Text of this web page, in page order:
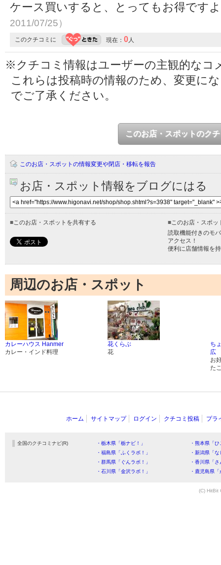
ケース買いすると、とってもお得です
2011/07/25）
このクチコミに 現在： 0人
※クチコミ情報はユーザーの主観的なコ
これらは投稿時の情報のため、変更に
でご了承ください。
このお店・スポットのク
このお店・スポットの情報変更や閉店・移転を報告
お店・スポット情報をブログにはる
■このお店・スポットを共有する ■このお店・スポッ
読取機能付きのモ
アクセス！
便利に店舗情報を
周辺のお店・スポット
カレーハウス Hanmer
カレー・インド料理
花くらぶ
花
ち
広
お
た
ホーム サイトマップ ログイン クチコミ投稿 プラ
全国のクチコミナビ(R) ・栃木県「栃ナビ！」
・熊本県「
・福島県「ふくラボ！」
・新潟県「
・群馬県「ぐんラボ！」
・香川県「
・石川県「金沢ラボ！」
・鹿児島県
(C) HitBit